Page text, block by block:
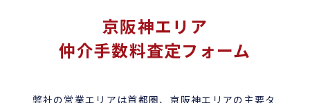
京阪神エリア
仲介手数料査定フォーム
弊社の営業エリアは首都圏、京阪神エリアの主要タ